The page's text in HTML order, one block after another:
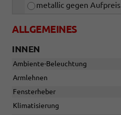
metallic gegen Aufpreis
ALLGEMEINES
INNEN
Ambiente-Beleuchtung
Armlehnen
Fensterheber
Klimatisierung